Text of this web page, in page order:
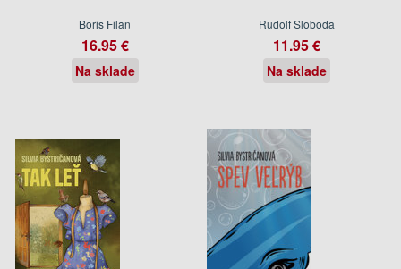
Boris Filan
16.95 €
Na sklade
Rudolf Sloboda
11.95 €
Na sklade